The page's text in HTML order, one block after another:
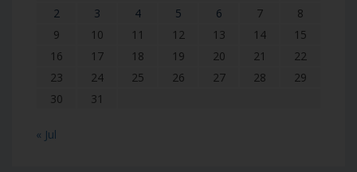
2
3 4 5 6 7
8
9
10 11 12 13 14
15
16
17 18 19 20 21
22
23
24 25 26 27 28
29
30
31
« Jul